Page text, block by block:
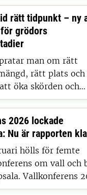
använda
sin
minska sin
rätt tidpunkt – ny
grödors
man om rätt
rätt plats
öka skörden och
Att hitta
utmaning. Nu har
med och tagit fram
för bättre
2026 lockade
Nu är rapporten
hölls för femte
om vall och
Vallkonferens
i samarbete